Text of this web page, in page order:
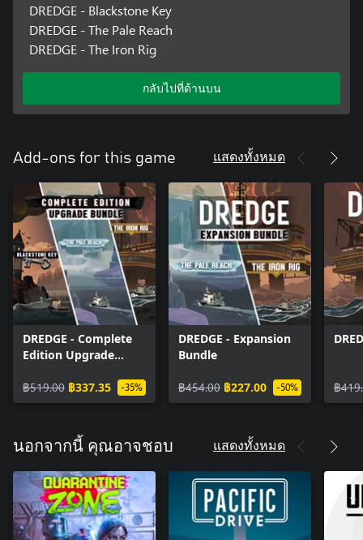
DREDGE - Blackstone Key
DREDGE - The Pale Reach
DREDGE - The Iron Rig
กลับไปที่ด้านบน
Add-ons for this game แสดงทั้งหมด
DREDGE - Complete
Edition Upgrade
฿519.00 ฿337.35 -35%
DREDGE - Expansion
Bundle
฿454.00 ฿227.00 -50% ฿
นอกจากนี้ คุณอาจชอบ แสดงทั้งหมด